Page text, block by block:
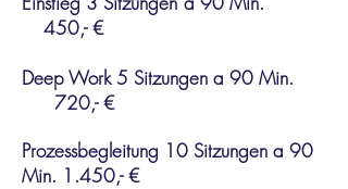
450,- €
Deep Work 5 Sitzungen a 90 Min.
720,- €
Prozessbegleitung 10 Sitzungen a 90
Min. 1.450,- €